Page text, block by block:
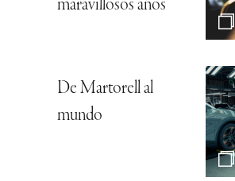
maravillosos años
De Martorell al
mundo